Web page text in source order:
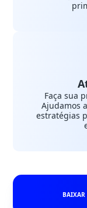
Faça sua
Ajudamos
estratégias
BAIXAR